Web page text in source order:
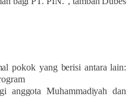
pokok yang berisi antara lain:
anggota Muhammadiyah dan